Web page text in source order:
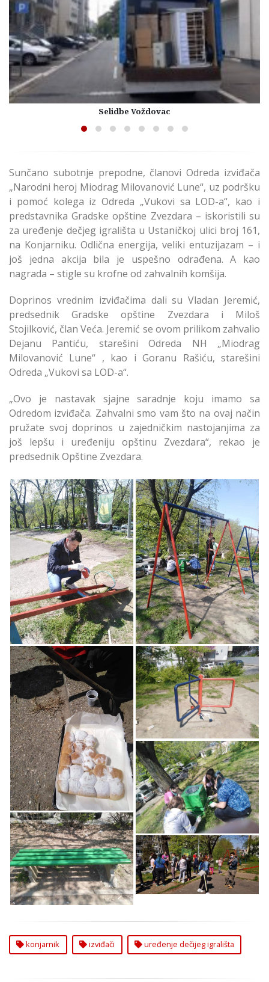
Selidbe Voždovac
Sunčano subotnje prepodne, članovi Odreda izviđača
„Narodni heroj Miodrag Milovanović Lune“, uz podršku
i pomoć kolega iz Odreda „Vukovi sa LOD-a“, kao i
predstavnika Gradske opštine Zvezdara – iskoristili su
za uređenje dečjeg igrališta u Ustaničkoj ulici broj 161,
na Konjarniku. Odlična energija, veliki entuzijazam – i
još jedna akcija bila je uspešno odrađena. A kao
nagrada – stigle su krofne od zahvalnih komšija.
Doprinos vrednim izviđačima dali su Vladan Jeremić,
predsednik Gradske opštine Zvezdara i Miloš
Stojilković, član Veća. Jeremić se ovom prilikom zahvalio
Dejanu Pantiću, starešini Odreda NH „Miodrag
Milovanović Lune“ , kao i Goranu Rašiću, starešini
Odreda „Vukovi sa LOD-a“.
„Ovo je nastavak sjajne saradnje koju imamo sa
Odredom izviđača. Zahvalni smo vam što na ovaj način
pružate svoj doprinos u zajedničkim nastojanjima za
još lepšu i uređeniju opštinu Zvezdara“, rekao je
predsednik Opštine Zvezdara.
Izviđači uz Pomoć
Predstavnika Opštine
Uredili Dečje Igralište
na Konjarniku
Izviđači uz Pomoć
Predstavnika Opštine
Uredili Dečje Igralište
na Konjarniku
Izviđači uz Pomoć
Predstavnika Opštine
Uredili Dečje Igralište
na Konjarniku
Izviđači uz Pomoć
Predstavnika Opštine
Uredili Dečje Igralište
na Konjarniku
Izviđači uz Pomoć
Predstavnika Opštine
Uredili Dečje Igralište
na Konjarniku
Izviđači uz Pomoć
Predstavnika Opštine
Uredili Dečje Igralište
na Konjarniku
Izviđači uz Pomoć
Predstavnika Opštine
Uredili Dečje Igralište
na Konjarniku
konjarnik izviđači uređenje dečijeg igrališta